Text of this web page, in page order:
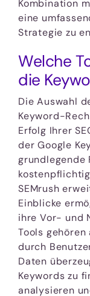
Kombination
eine
Strategie zu
Welche
die
Die Auswahl
Keyword-
Erfolg Ihrer
der Google
grundlegende
SEMrush
Einblicke
ihre Vor- und
Tools
durch
Daten
Keywords zu
analysieren